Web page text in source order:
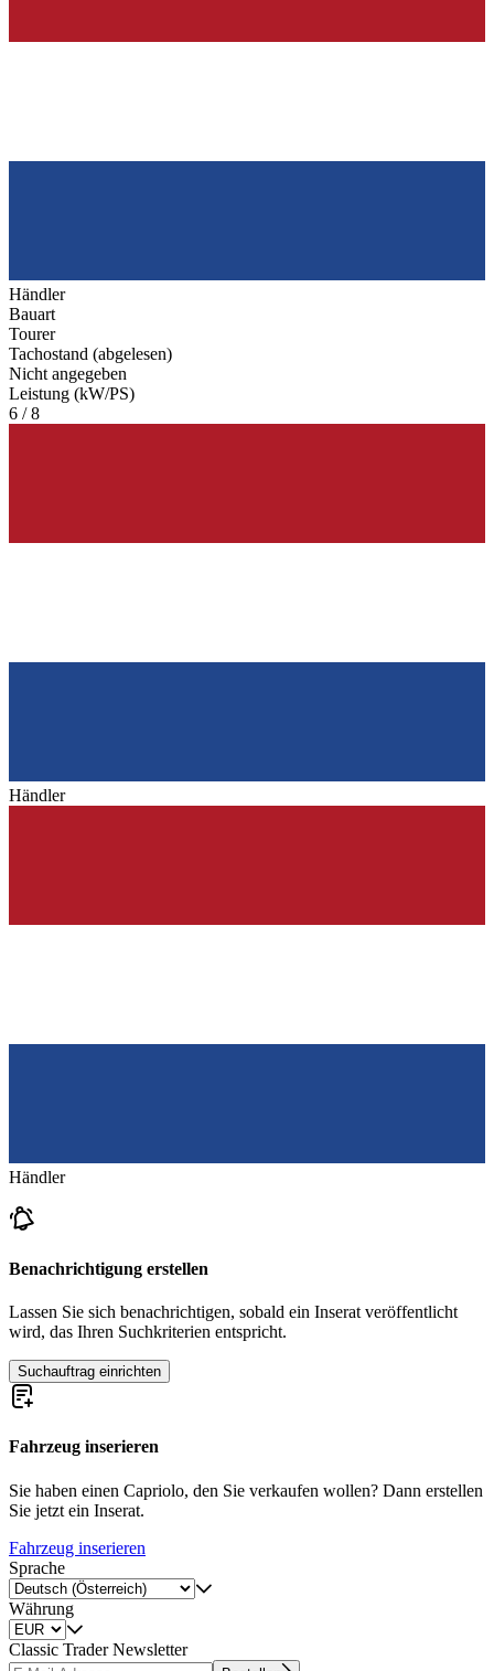
Händler
Bauart
Tourer
Tachostand (abgelesen)
Nicht angegeben
Leistung (kW/PS)
6 / 8
Händler
Händler
Benachrichtigung erstellen
Lassen Sie sich benachrichtigen, sobald ein Inserat veröffentlicht
wird, das Ihren Suchkriterien entspricht.
Suchauftrag einrichten
Fahrzeug inserieren
Sie haben einen Capriolo, den Sie verkaufen wollen? Dann erstellen
Sie jetzt ein Inserat.
Fahrzeug inserieren
Sprache
Währung
Classic Trader Newsletter